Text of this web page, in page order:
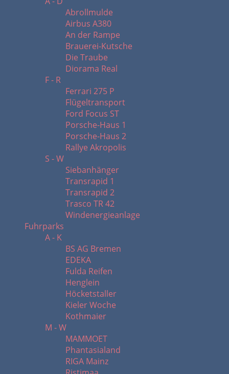
Abrollmulde
Airbus A380
An der Rampe
Brauerei-Kutsche
Die Traube
Diorama Real
F - R
Ferrari 275 P
Flügeltransport
Ford Focus ST
Porsche-Haus 1
Porsche-Haus 2
Rallye Akropolis
S - W
Siebanhänger
Transrapid 1
Transrapid 2
Trasco TR 42
Windenergieanlage
Fuhrparks
A - K
BS AG Bremen
EDEKA
Fulda Reifen
Henglein
Höcketstaller
Kieler Woche
Kothmaier
M - W
MAMMOET
Phantasialand
RIGA Mainz